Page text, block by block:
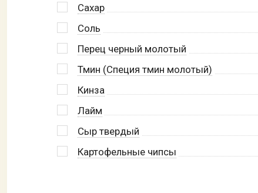
Сахар
Соль
Перец черный молотый
Тмин (Специя тмин молотый)
Кинза
Лайм
Сыр твердый
Картофельные чипсы